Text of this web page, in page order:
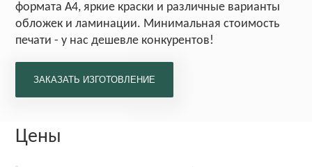
формата А4, яркие краски и различные варианты
обложек и ламинации. Минимальная стоимость
печати - у нас дешевле конкурентов!
Цены